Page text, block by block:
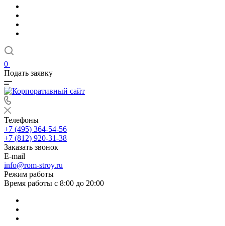
0
Подать заявку
Телефоны
+7 (495) 364-54-56
+7 (812) 920-31-38
Заказать звонок
E-mail
info@rom-stroy.ru
Режим работы
Время работы с 8:00 до 20:00